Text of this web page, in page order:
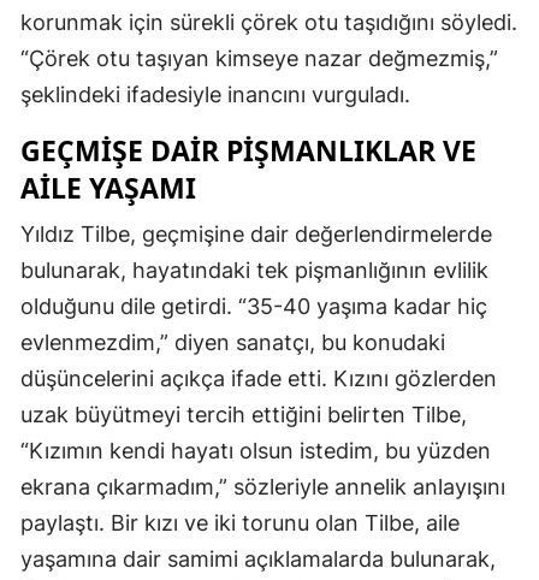
korunmak için sürekli çörek otu taşıdığını söyledi.
“Çörek otu taşıyan kimseye nazar değmezmiş,”
şeklindeki ifadesiyle inancını vurguladı.
GEÇMIŞE DAIR PIŞMANLIKLAR VE
AILE YAŞAMI
Yıldız Tilbe, geçmişine dair değerlendirmelerde
bulunarak, hayatındaki tek pişmanlığının evlilik
olduğunu dile getirdi. “35-40 yaşıma kadar hiç
evlenmezdim,” diyen sanatçı, bu konudaki
düşüncelerini açıkça ifade etti. Kızını gözlerden
uzak büyütmeyi tercih ettiğini belirten Tilbe,
“Kızımın kendi hayatı olsun istedim, bu yüzden
ekrana çıkarmadım,” sözleriyle annelik anlayışını
paylaştı. Bir kızı ve iki torunu olan Tilbe, aile
yaşamına dair samimi açıklamalarda bulunarak,